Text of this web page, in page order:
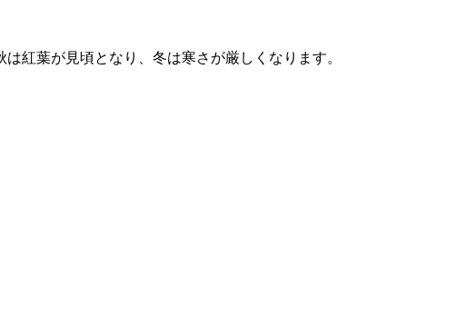
紅葉が見頃となり、冬は寒さが厳しくなります。